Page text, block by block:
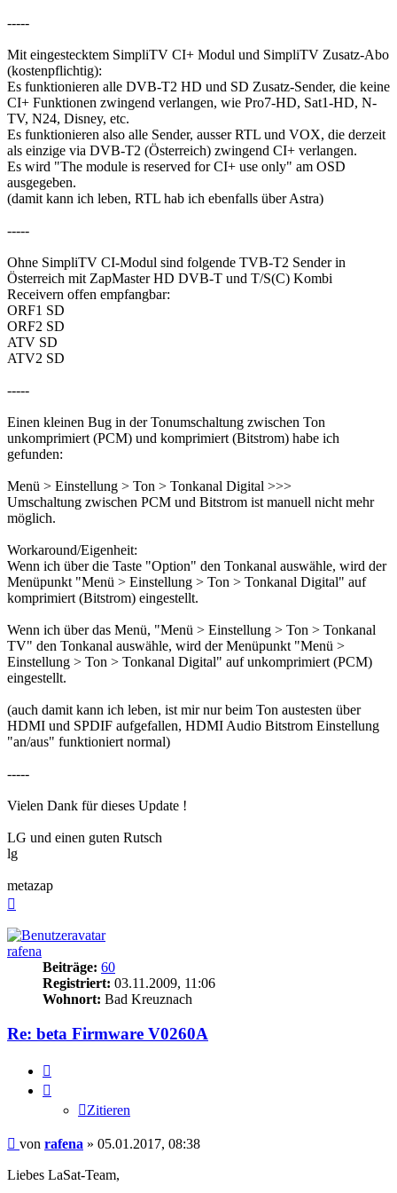
-----
Mit eingestecktem SimpliTV CI+ Modul und SimpliTV Zusatz-Abo
(kostenpflichtig):
Es funktionieren alle DVB-T2 HD und SD Zusatz-Sender, die keine
CI+ Funktionen zwingend verlangen, wie Pro7-HD, Sat1-HD, N-
TV, N24, Disney, etc.
Es funktionieren also alle Sender, ausser RTL und VOX, die derzeit
als einzige via DVB-T2 (Österreich) zwingend CI+ verlangen.
Es wird "The module is reserved for CI+ use only" am OSD
ausgegeben.
(damit kann ich leben, RTL hab ich ebenfalls über Astra)
-----
Ohne SimpliTV CI-Modul sind folgende TVB-T2 Sender in
Österreich mit ZapMaster HD DVB-T und T/S(C) Kombi
Receivern offen empfangbar:
ORF1 SD
ORF2 SD
ATV SD
ATV2 SD
-----
Einen kleinen Bug in der Tonumschaltung zwischen Ton
unkomprimiert (PCM) und komprimiert (Bitstrom) habe ich
gefunden:
Menü > Einstellung > Ton > Tonkanal Digital >>>
Umschaltung zwischen PCM und Bitstrom ist manuell nicht mehr
möglich.
Workaround/Eigenheit:
Wenn ich über die Taste "Option" den Tonkanal auswähle, wird der
Menüpunkt "Menü > Einstellung > Ton > Tonkanal Digital" auf
komprimiert (Bitstrom) eingestellt.
Wenn ich über das Menü, "Menü > Einstellung > Ton > Tonkanal
TV" den Tonkanal auswähle, wird der Menüpunkt "Menü >
Einstellung > Ton > Tonkanal Digital" auf unkomprimiert (PCM)
eingestellt.
(auch damit kann ich leben, ist mir nur beim Ton austesten über
HDMI und SPDIF aufgefallen, HDMI Audio Bitstrom Einstellung
"an/aus" funktioniert normal)
-----
Vielen Dank für dieses Update !
LG und einen guten Rutsch
lg
metazap
rafena
Beiträge: 60
Registriert: 03.11.2009, 11:06
Wohnort: Bad Kreuznach
Re: beta Firmware V0260A
Zitieren
Beitrag
von rafena » 05.01.2017, 08:38
Liebes LaSat-Team,